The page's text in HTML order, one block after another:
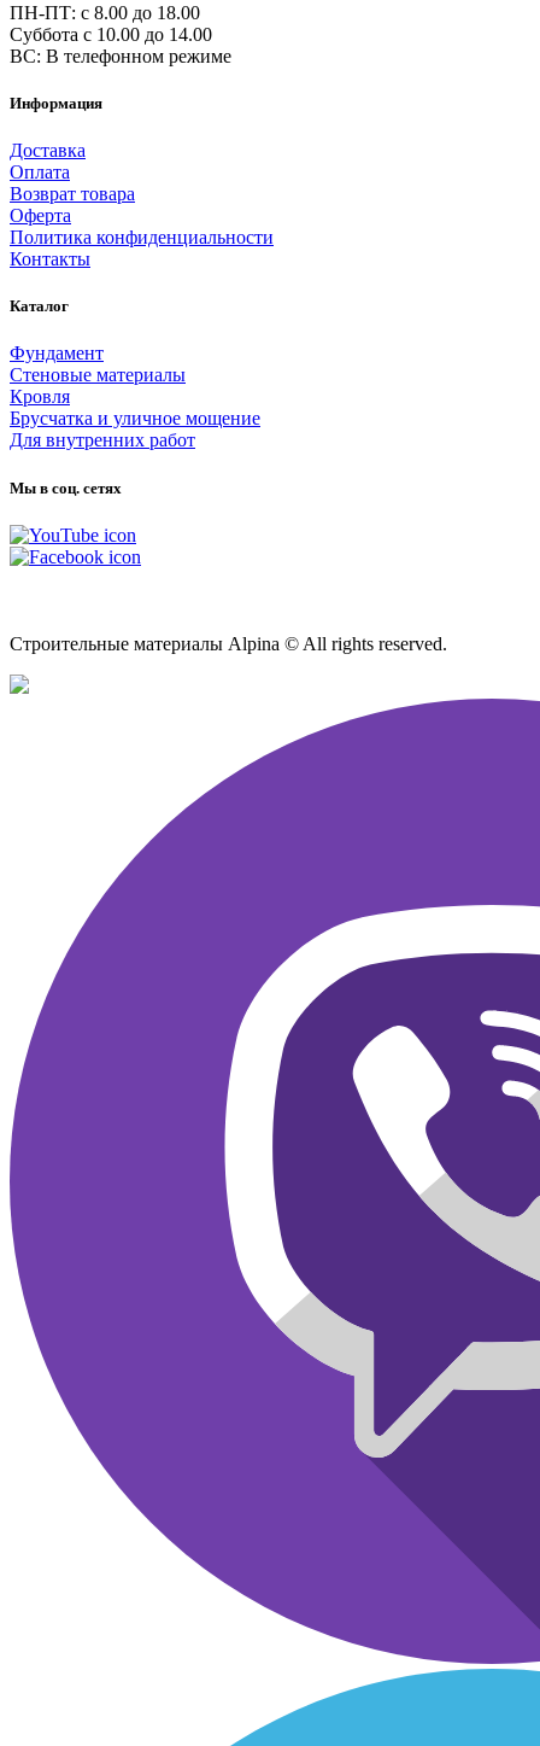
ПН-ПТ: c 8.00 до 18.00
Суббота с 10.00 до 14.00
ВС: В телефонном режиме
Информация
Доставка
Оплата
Возврат товара
Оферта
Политика конфиденциальности
Контакты
Каталог
Фундамент
Стеновые материалы
Кровля
Брусчатка и уличное мощение
Для внутренних работ
Мы в соц. сетях
Строительные материалы Alpina © All rights reserved.